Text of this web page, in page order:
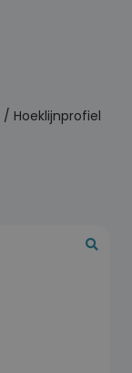
/ Hoeklijnprofiel